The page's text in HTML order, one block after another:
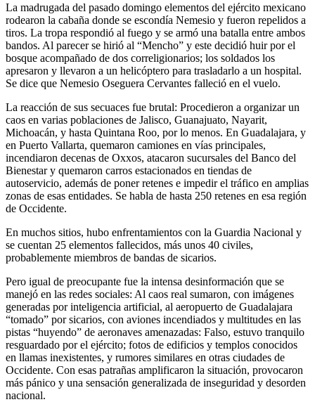
La madrugada del pasado domingo elementos del ejército mexicano
rodearon la cabaña donde se escondía Nemesio y fueron repelidos a
tiros. La tropa respondió al fuego y se armó una batalla entre ambos
bandos. Al parecer se hirió al “Mencho” y este decidió huir por el
bosque acompañado de dos correligionarios; los soldados los
apresaron y llevaron a un helicóptero para trasladarlo a un hospital.
Se dice que Nemesio Oseguera Cervantes falleció en el vuelo.
La reacción de sus secuaces fue brutal: Procedieron a organizar un
caos en varias poblaciones de Jalisco, Guanajuato, Nayarit,
Michoacán, y hasta Quintana Roo, por lo menos. En Guadalajara, y
en Puerto Vallarta, quemaron camiones en vías principales,
incendiaron decenas de Oxxos, atacaron sucursales del Banco del
Bienestar y quemaron carros estacionados en tiendas de
autoservicio, además de poner retenes e impedir el tráfico en amplias
zonas de esas entidades. Se habla de hasta 250 retenes en esa región
de Occidente.
En muchos sitios, hubo enfrentamientos con la Guardia Nacional y
se cuentan 25 elementos fallecidos, más unos 40 civiles,
probablemente miembros de bandas de sicarios.
Pero igual de preocupante fue la intensa desinformación que se
manejó en las redes sociales: Al caos real sumaron, con imágenes
generadas por inteligencia artificial, al aeropuerto de Guadalajara
“tomado” por sicarios, con aviones incendiados y multitudes en las
pistas “huyendo” de aeronaves amenazadas: Falso, estuvo tranquilo
resguardado por el ejército; fotos de edificios y templos conocidos
en llamas inexistentes, y rumores similares en otras ciudades de
Occidente. Con esas patrañas amplificaron la situación, provocaron
más pánico y una sensación generalizada de inseguridad y desorden
nacional.